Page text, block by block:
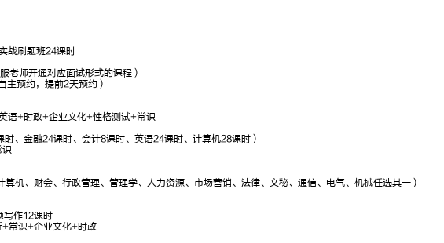
战刷题班24课时
老师开通对应面试形式的课程）
主预约，提前2天预约）
语+时政+企业文化+性格测试+常识
时、金融24课时、会计8课时、英语24课时、计算机28课时）
识
算机、财会、行政管理、管理学、人力资源、市场营销、法律、文秘、通信、电气、机械任选其一）
写作12课时
+常识+企业文化+时政
多
明师